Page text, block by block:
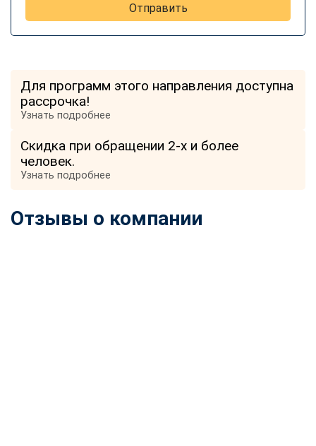
Отправить
Для программ этого направления доступна
рассрочка!
Узнать подробнее
Скидка при обращении 2-х и более
человек.
Узнать подробнее
Отзывы о компании